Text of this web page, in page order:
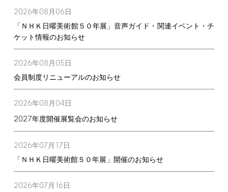
2026年08月 06日
「ＮＨＫ日曜美術館５０年展」音声ガイド・関連イベント・チ
ケット情報のお知らせ
2026年08月 05日
会員制度リニューアルのお知らせ
2026年08月 04日
2027年度開催展覧会のお知らせ
2026年07月 17日
「ＮＨＫ日曜美術館５０年展」開催のお知らせ
2026年07月 16日